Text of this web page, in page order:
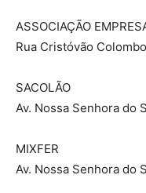
ASSOCIAÇÃO
Rua Cristóvão
SACOLÃO
Av. Nossa Senhora do
MIXFER
Av. Nossa Senhora do